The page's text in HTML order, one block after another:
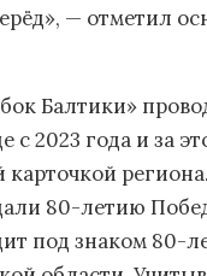
— отметил
Балтики»
с 2023 года и за
карточкой
80-летию
под знаком 80-